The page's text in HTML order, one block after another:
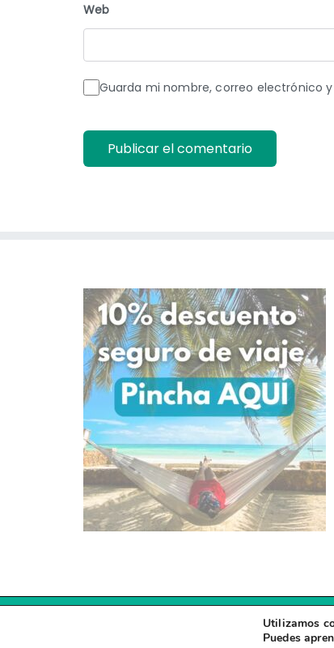
Web
Guarda mi nombre, correo electrónico
Utilizamos
Puedes